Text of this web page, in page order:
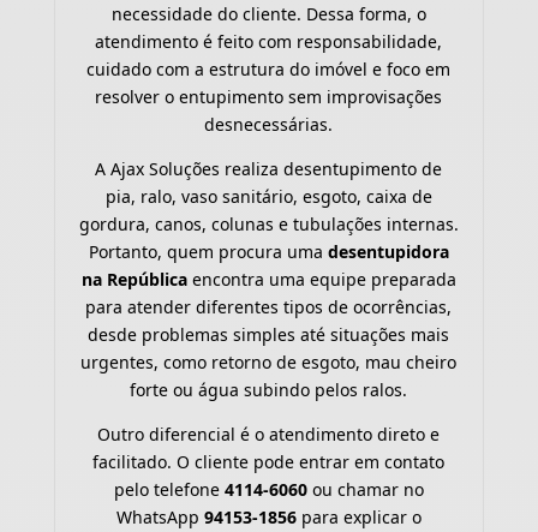
necessidade do cliente. Dessa forma, o
atendimento é feito com responsabilidade,
cuidado com a estrutura do imóvel e foco em
resolver o entupimento sem improvisações
desnecessárias.
A Ajax Soluções realiza desentupimento de
pia, ralo, vaso sanitário, esgoto, caixa de
gordura, canos, colunas e tubulações internas.
Portanto, quem procura uma desentupidora
na Repúblicaencontra uma equipe preparada
para atender diferentes tipos de ocorrências,
desde problemas simples até situações mais
urgentes, como retorno de esgoto, mau cheiro
forte ou água subindo pelos ralos.
Outro diferencial é o atendimento direto e
facilitado. O cliente pode entrar em contato
pelo telefone 4114-6060ou chamar no
WhatsApp 94153-1856para explicar o